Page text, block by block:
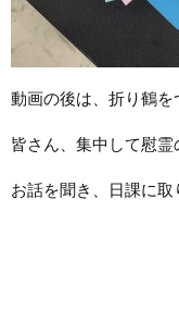
動画の後は、折り鶴を
皆さん、集中して慰霊
お話を聞き、日課に取